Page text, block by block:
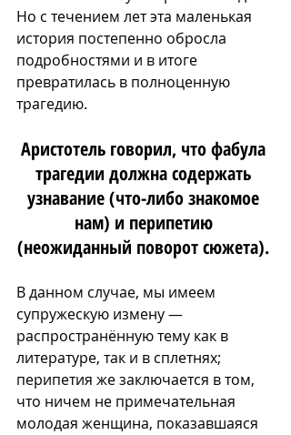
Но с течением лет эта маленькая
история постепенно обросла
подробностями и в итоге
превратилась в полноценную
трагедию.
Аристотель говорил, что фабула
трагедии должна содержать
узнавание (что-либо знакомое
нам) и перипетию
(неожиданный поворот сюжета).
В данном случае, мы имеем
супружескую измену —
распространённую тему как в
литературе, так и в сплетнях;
перипетия же заключается в том,
что ничем не примечательная
молодая женщина, показавшаяся